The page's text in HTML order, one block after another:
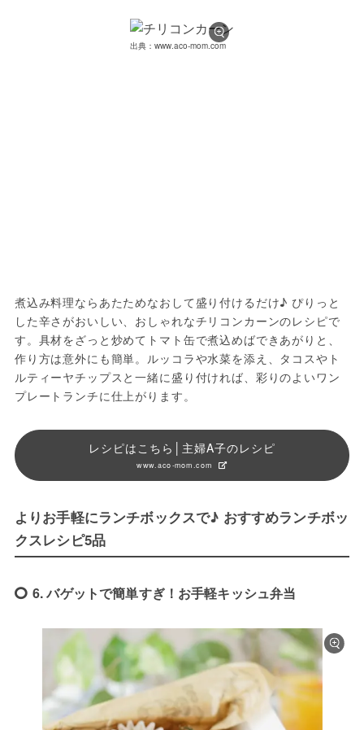
出典：www.aco-mom.com
煮込み料理ならあたためなおして盛り付けるだけ♪ ぴりっと
した辛さがおいしい、おしゃれなチリコンカーンのレシピで
す。具材をざっと炒めてトマト缶で煮込めばできあがりと、
作り方は意外にも簡単。ルッコラや水菜を添え、タコスやト
ルティーヤチップスと一緒に盛り付ければ、彩りのよいワン
プレートランチに仕上がります。
レシピはこちら│主婦A子のレシピ
www.aco-mom.com
よりお手軽にランチボックスで♪ おすすめランチボッ
クスレシピ5品
6. バゲットで簡単すぎ！お手軽キッシュ弁当